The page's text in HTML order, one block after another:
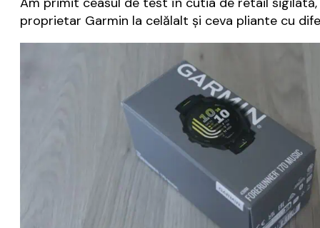
proprietar Garmin la celălalt și ceva pliante cu